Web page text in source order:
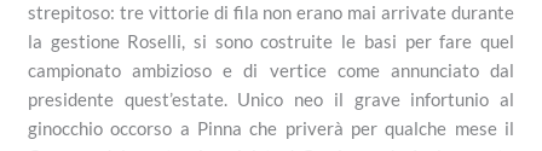
strepitoso: tre vittorie di fila non erano mai arrivate durante
la gestione Roselli, si sono costruite le basi per fare quel
campionato ambizioso e di vertice come annunciato dal
presidente quest’estate. Unico neo il grave infortunio al
ginocchio occorso a Pinna che priverà per qualche mese il